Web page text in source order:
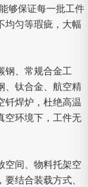
够保证每一批工件
均匀等瑕疵，大幅
钢、常规合金工
、钛合金、航空精
钎焊炉，杜绝高温
空环境下，工件无
空间、物料托架空
结合装载方式、